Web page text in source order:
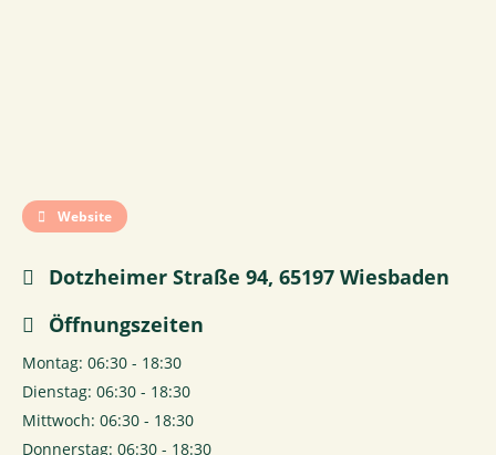
Website
Dotzheimer Straße 94, 65197 Wiesbaden
Öffnungszeiten
Montag: 06:30 - 18:30
Dienstag: 06:30 - 18:30
Mittwoch: 06:30 - 18:30
Donnerstag: 06:30 - 18:30